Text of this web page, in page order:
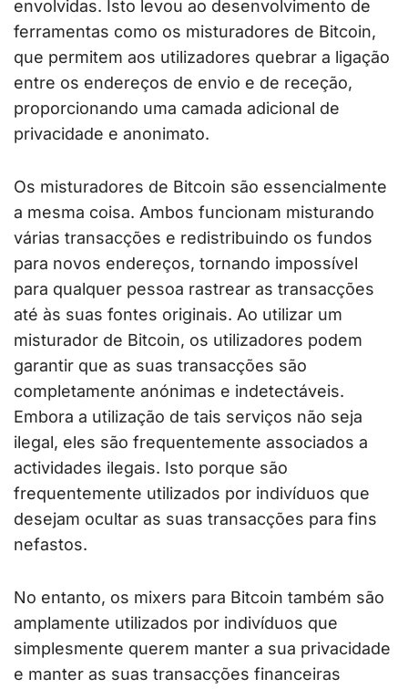
envolvidas. Isto levou ao desenvolvimento de
ferramentas como os misturadores de Bitcoin,
que permitem aos utilizadores quebrar a ligação
entre os endereços de envio e de receção,
proporcionando uma camada adicional de
privacidade e anonimato.
Os misturadores de Bitcoin são essencialmente
a mesma coisa. Ambos funcionam misturando
várias transacções e redistribuindo os fundos
para novos endereços, tornando impossível
para qualquer pessoa rastrear as transacções
até às suas fontes originais. Ao utilizar um
misturador de Bitcoin, os utilizadores podem
garantir que as suas transacções são
completamente anónimas e indetectáveis.
Embora a utilização de tais serviços não seja
ilegal, eles são frequentemente associados a
actividades ilegais. Isto porque são
frequentemente utilizados por indivíduos que
desejam ocultar as suas transacções para fins
nefastos.
No entanto, os mixers para Bitcoin também são
amplamente utilizados por indivíduos que
simplesmente querem manter a sua privacidade
e manter as suas transacções financeiras